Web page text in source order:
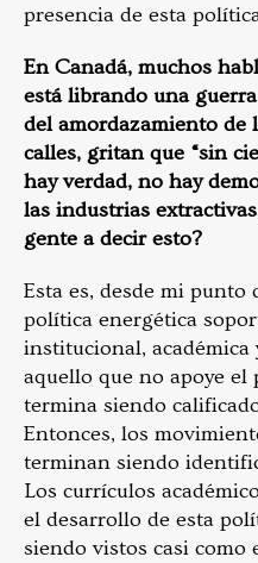
presencia de esta
En Canadá, muchos
está librando una
del amordazamiento de
calles, gritan que “sin
hay verdad, no hay
las industrias
gente a decir esto?
Esta es, desde mi punto
política energética
institucional,
aquello que no apoye el
termina siendo
Entonces, los
terminan siendo
Los currículos
el desarrollo de esta
siendo vistos casi como